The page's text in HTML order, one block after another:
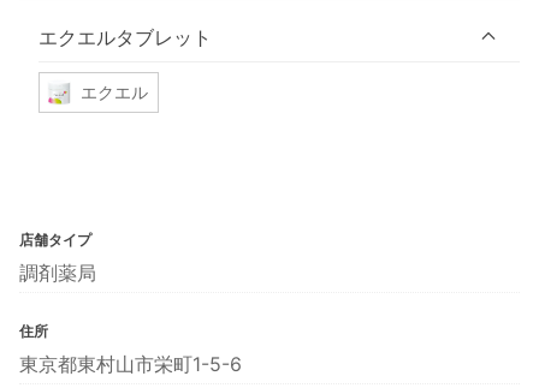
エクエルタブレット
エクエル
店舗タイプ
調剤薬局
住所
東京都東村山市栄町1-5-6